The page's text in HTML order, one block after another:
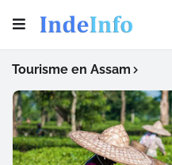
Tourisme en Assam